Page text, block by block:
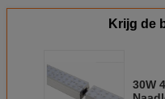
Krijg de
30W